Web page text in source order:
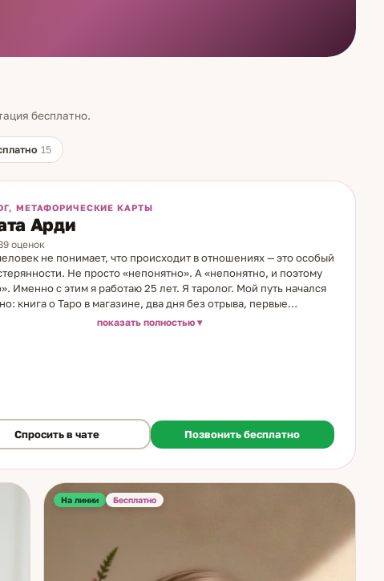
бесплатно.
15
МЕТАФОРИЧЕСКИЕ КАРТЫ
Арди
оценок
не понимает, что происходит в отношениях — это особый
Не просто «непонятно». А «непонятно, и поэтому
Именно с этим я работаю 25 лет. Я таролог. Мой путь начался
книга о Таро в магазине, два дня без отрыва, первые
на бумажных рисунках. С тех пор арсенал вырос — карты Таро
— когда нужно решить, и страшно ошибиться. Также работаю с
одиночества и повторяющимися сценариями в отношениях:
тем же результатом. Нахожу механику и объясняю её так,
мог её изменить. Отдельная тема — самопознание и
что стоит за изменой, что она означает для отношений, как это
показать полностью
Спросить в чате Позвонить бесплатно
На линии Бесплатно